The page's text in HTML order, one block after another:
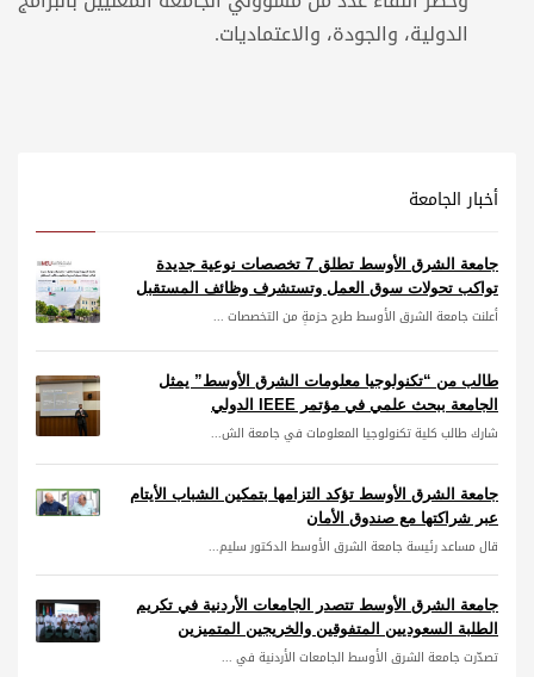
الدولية، والجودة، والاعتماديات.
أخبار الجامعة
جامعة الشرق الأوسط تطلق 7 تخصصات نوعية جديدة
تواكب تحولات سوق العمل وتستشرف وظائف المستقبل
أعلنت جامعة الشرق الأوسط طرح حزمةٍ من التخصصات ...
طالب من “تكنولوجيا معلومات الشرق الأوسط” يمثل
الجامعة ببحث علمي في مؤتمر IEEE الدولي
شارك طالب كلية تكنولوجيا المعلومات في جامعة الش...
جامعة الشرق الأوسط تؤكد التزامها بتمكين الشباب الأيتام
عبر شراكتها مع صندوق الأمان
قال مساعد رئيسة جامعة الشرق الأوسط الدكتور سليم...
جامعة الشرق الأوسط تتصدر الجامعات الأردنية في تكريم
الطلبة السعوديين المتفوقين والخريجين المتميزين
تصدّرت جامعة الشرق الأوسط الجامعات الأردنية في ...